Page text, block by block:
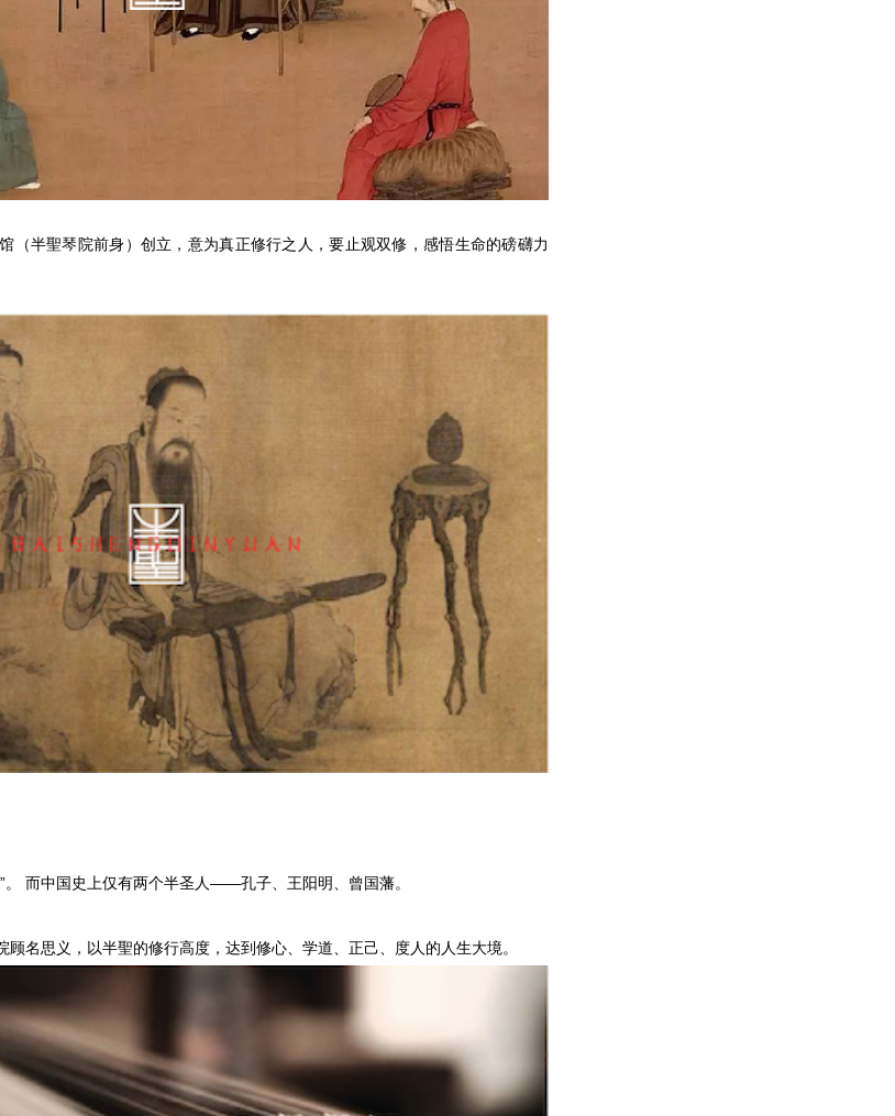
（半聖琴院前身）创立，意为真正修行之人，要止观双修，感悟生命的磅礴力
。 而中国史上仅有两个半圣人——孔子、王阳明、曾国藩。
顾名思义，以半聖的修行高度，达到修心、学道、正己、度人的人生大境。